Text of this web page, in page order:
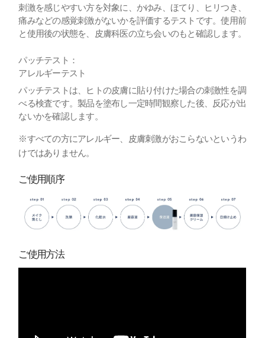
刺激を感じやすい方を対象に、かゆみ、ほてり、ヒリつき、
痛みなどの感覚刺激がないかを評価するテストです。使用前
と使用後の状態を、皮膚科医の立ち会いのもと確認します。
パッチテスト：
アレルギーテスト
パッチテストは、ヒトの皮膚に貼り付けた場合の刺激性を調
べる検査です。製品を塗布し一定時間観察した後、反応が出
ないかを確認します。
※すべての方にアレルギー、皮膚刺激がおこらないというわ
けではありません。
ご使用順序
ご使用方法